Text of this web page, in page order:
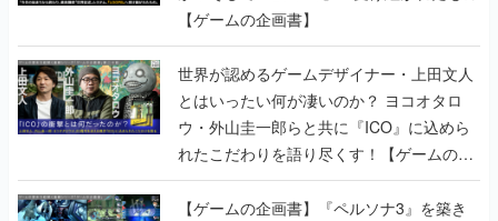
【ゲームの企画書】
世界が認めるゲームデザイナー・上田文人
とはいったい何が凄いのか？ ヨコオタロ
ウ・外山圭一郎らと共に『ICO』に込めら
れたこだわりを語り尽くす！【ゲームの企
画書】
【ゲームの企画書】『ペルソナ3』を築き